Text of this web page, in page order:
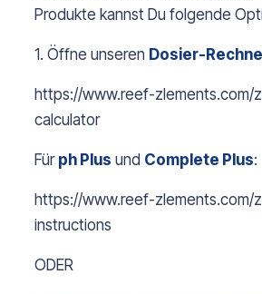
Produkte kannst Du folgende
1. Öffne unseren Dosier-R
https://www.reef-zlements.com/
calculator
Für ph Plus und Complete Plus:
https://www.reef-zlements.com/
instructions
ODER